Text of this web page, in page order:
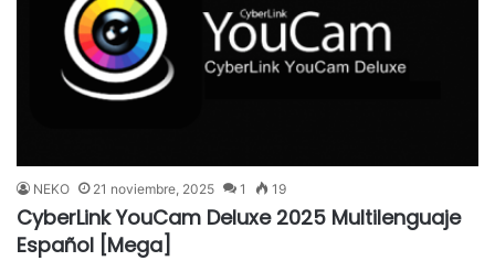
NEKO 21 noviembre, 2025 1 19
CyberLink YouCam Deluxe 2025 Multilenguaje
Español [Mega]